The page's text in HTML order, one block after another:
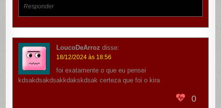
Responder
LoucoDeArroz disse:
18/12/2024 às 18:56
foi exatamente o que eu pensei
kdsakdsakdsakkdakskdsak certeza que foi o kira
0